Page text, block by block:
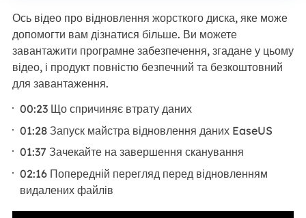
Ось відео про відновлення жорсткого диска, яке може
допомогти вам дізнатися більше. Ви можете
завантажити програмне забезпечення, згадане у цьому
відео, і продукт повністю безпечний та безкоштовний
для завантаження.
00:23 Що спричиняє втрату даних
01:28 Запуск майстра відновлення даних EaseUS
01:37 Зачекайте на завершення сканування
02:16 Попередній перегляд перед відновленням
видалених файлів